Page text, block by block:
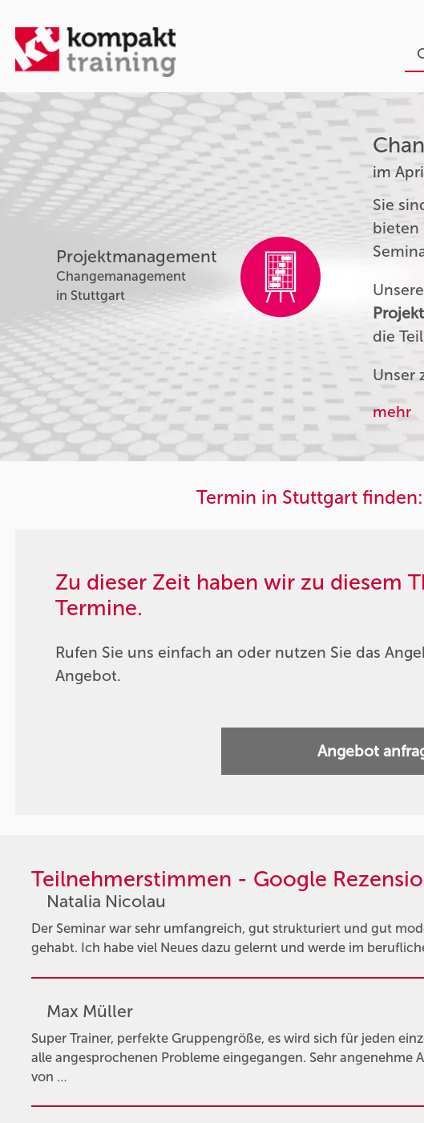
Projektmanagement
Changemanagement
in Stuttgart
im
Sie
bieten
die
Unser
mehr
Termin in Stuttgart finden:
Zu dieser Zeit haben wir zu diesem
Termine.
Rufen Sie uns einfach an oder nutzen Sie das
Angebot.
Angebot
Teilnehmerstimmen - Google
Natalia Nicolau
Der Seminar war sehr umfangreich, gut strukturiert und gut
gehabt. Ich habe viel Neues dazu gelernt und werde im
Max Müller
Super Trainer, perfekte Gruppengröße, es wird sich für jeden
alle angesprochenen Probleme eingegangen. Sehr angenehme
von …